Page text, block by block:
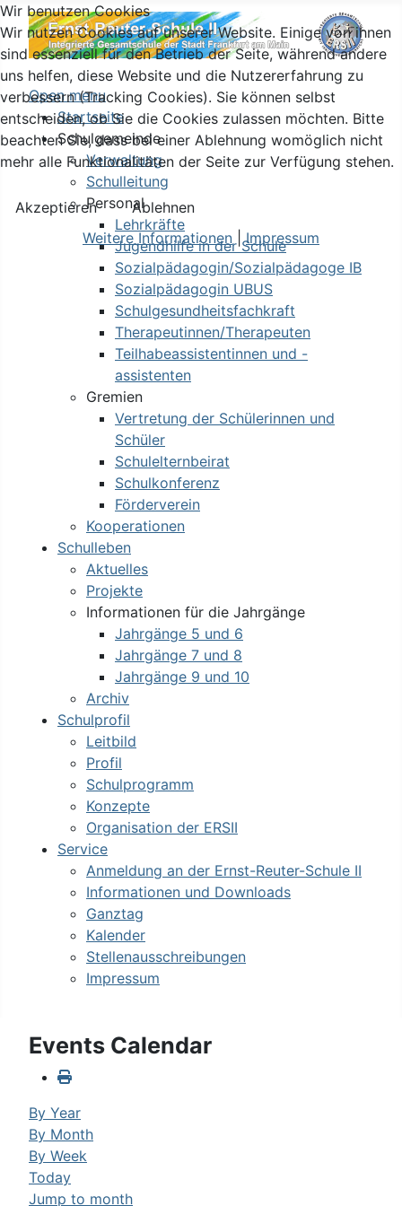
Open menu
Startseite
Schulgemeinde
Verwaltung
Schulleitung
Personal
Lehrkräfte
Jugendhilfe in der Schule
Sozialpädagogin/Sozialpädagoge IB
Sozialpädagogin UBUS
Schulgesundheitsfachkraft
Therapeutinnen/Therapeuten
Teilhabeassistentinnen und -
assistenten
Gremien
Vertretung der Schülerinnen und
Schüler
Schulelternbeirat
Schulkonferenz
Förderverein
Kooperationen
Schulleben
Aktuelles
Projekte
Informationen für die Jahrgänge
Jahrgänge 5 und 6
Jahrgänge 7 und 8
Jahrgänge 9 und 10
Archiv
Schulprofil
Leitbild
Profil
Schulprogramm
Konzepte
Organisation der ERSII
Service
Anmeldung an der Ernst-Reuter-Schule II
Informationen und Downloads
Ganztag
Kalender
Stellenausschreibungen
Impressum
Events Calendar
By Year
By Month
By Week
Today
Jump to month
Wir benutzen Cookies
Wir nutzen Cookies auf unserer Website. Einige von ihnen
sind essenziell für den Betrieb der Seite, während andere
uns helfen, diese Website und die Nutzererfahrung zu
verbessern (Tracking Cookies). Sie können selbst
entscheiden, ob Sie die Cookies zulassen möchten. Bitte
beachten Sie, dass bei einer Ablehnung womöglich nicht
mehr alle Funktionalitäten der Seite zur Verfügung stehen.
Akzeptieren
Ablehnen
Weitere Informationen |Impressum